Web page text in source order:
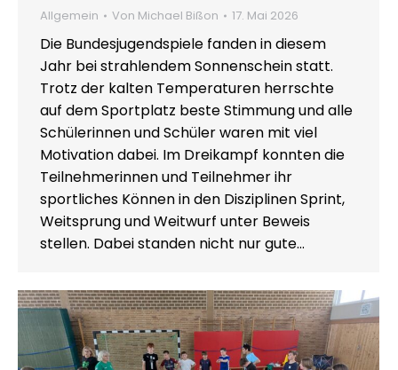
Allgemein Von Michael Bißon 17. Mai 2026
Die Bundesjugendspiele fanden in diesem
Jahr bei strahlendem Sonnenschein statt.
Trotz der kalten Temperaturen herrschte
auf dem Sportplatz beste Stimmung und alle
Schülerinnen und Schüler waren mit viel
Motivation dabei. Im Dreikampf konnten die
Teilnehmerinnen und Teilnehmer ihr
sportliches Können in den Disziplinen Sprint,
Weitsprung und Weitwurf unter Beweis
stellen. Dabei standen nicht nur gute…